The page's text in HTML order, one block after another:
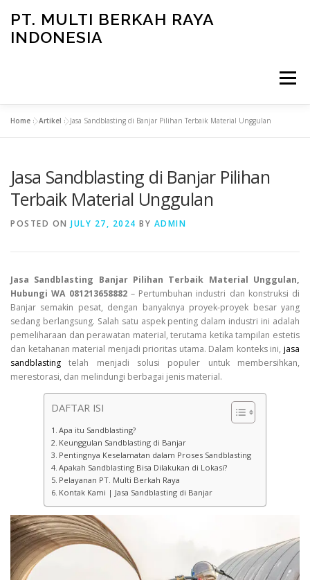
content
PT. MULTI BERKAH RAYA
INDONESIA
Menu
Home »Artikel »Jasa Sandblasting di Banjar Pilihan Terbaik Material Unggulan
Jasa Sandblasting di Banjar Pilihan
Terbaik Material Unggulan
POSTED ON JULY 27, 2024 BY ADMIN
Jasa Sandblasting Banjar Pilihan Terbaik Material Unggulan,
Hubungi WA 081213658882– Pertumbuhan industri dan konstruksi di
Banjar semakin pesat, dengan banyaknya proyek-proyek besar yang
sedang berlangsung. Salah satu aspek penting dalam industri ini adalah
pemeliharaan dan perawatan material, terutama ketika tampilan estetis
dan ketahanan material menjadi prioritas utama. Dalam konteks ini, jasa
sandblasting telah menjadi solusi populer untuk membersihkan,
merestorasi, dan melindungi berbagai jenis material.
DAFTAR ISI
Apa itu Sandblasting?
Keunggulan Sandblasting di Banjar
Pentingnya Keselamatan dalam Proses Sandblasting
Apakah Sandblasting Bisa Dilakukan di Lokasi?
Pelayanan PT. Multi Berkah Raya
Kontak Kami | Jasa Sandblasting di Banjar